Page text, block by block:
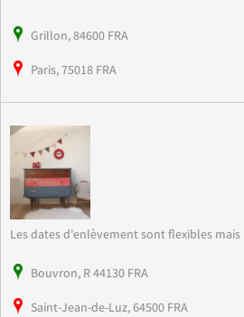
Grillon, 84600 FRA
Paris, 75018 FRA
Les dates d'enlèvement sont flexibles
Bouvron, R 44130 FRA
Saint-Jean-de-Luz, 64500 FRA